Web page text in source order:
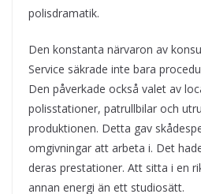
polisdramatik.
Den konstanta närvaron av
Service säkrade inte bara
Den påverkade också valet av
polisstationer, patrullbilar och
produktionen. Detta gav
omgivningar att arbeta i. Det
deras prestationer. Att sitta i en
annan energi än ett studiosätt.